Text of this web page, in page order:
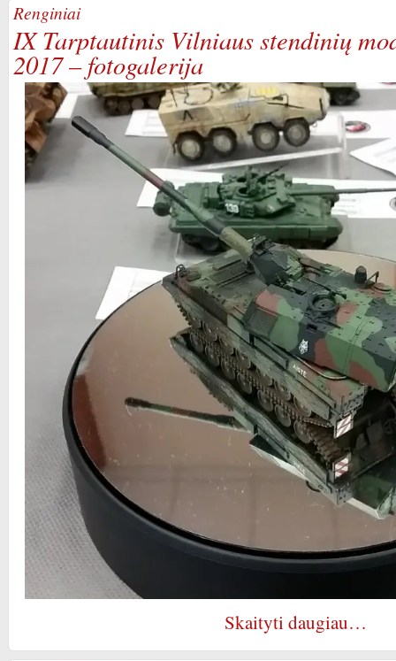
Renginiai
IX Tarptautinis Vilniaus stendinių
2017 – fotogalerija
Skaityti daugiau…